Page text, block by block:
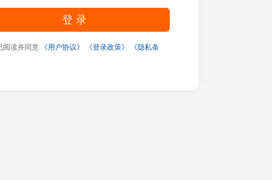
登 录
阅读并同意 《用户协议》 《登录政策》
《隐私条